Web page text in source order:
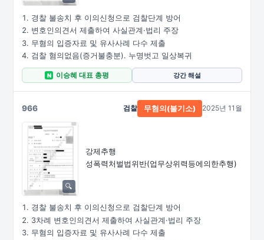
경찰 불송치 후 이의신청으로 검찰단계 방어
변호인의견서 제출하여 사실관계·법리 주장
무혐의 입증자료 및 유사사례 다수 제출
검찰 혐의없음(증거불충분). 누명벗고 일상복귀
N 이승혜 대표 총평 강간 해설
966
강제추행
성폭력처벌법위반(업무상위력등에의한추행)
검찰 무혐의(불기소) 2025년 11월
경찰 불송치 후 이의신청으로 검찰단계 방어
3차례 변호인의견서 제출하여 사실관계·법리 주장
무혐의 입증자료 및 유사사례 다수 제출